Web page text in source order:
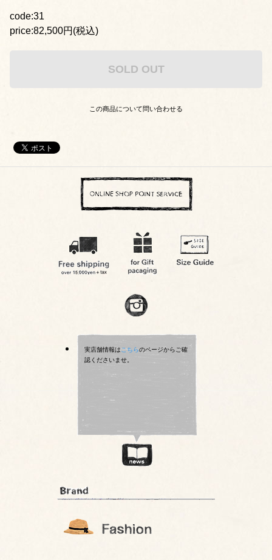
code:31
price:82,500円(税込)
SOLD OUT
この商品について問い合わせる
実店舗情報はこちらのページからご確
認くださいませ。